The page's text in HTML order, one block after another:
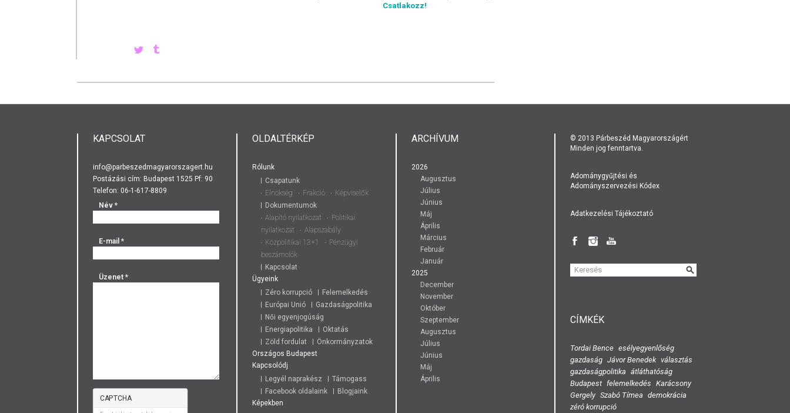
Csatlakozz!
KAPCSOLAT
info@parbeszedmagyarorszagert.hu
Postázási cím: Budapest 1525 Pf: 90
Telefon: 06-1-617-8809
Név *
E-mail *
Üzenet *
CAPTCHA
OLDALTÉRKÉP
Rólunk
Csapatunk
Elnökség
Frakció
Képviselők
Dokumentumok
Alapító nyilatkozat
Politikai
nyilatkozat
Alapszabály
Közpolitikai 13+1
Pénzügyi
beszámolók
Kapcsolat
Ügyeink
Zéro korrupció
Felemelkedés
Európai Unió
Gazdaságpolitika
Női egyenjogúság
Energiapolitika
Oktatás
Zöld fordulat
Önkormányzatok
Országos Budapest
Kapcsolódj
Legyél naprakész
Támogass
Facebook oldalaink
Blogjaink
Képekben
ARCHÍVUM
2026
Augusztus
Július
Június
Máj
Április
Március
Február
Január
2025
December
November
Október
Szeptember
Augusztus
Július
Június
Máj
Április
© 2013 Párbeszéd Magyarországért
Minden jog fenntartva.
Adománygyűjtési és
Adományszervezési Kódex
Adatkezelési Tájékoztató
KERESÉS
ŰRLAP
CÍMKÉK
Tordai Bence esélyegyenlőség
gazdaság Jávor Benedek választás
gazdaságpolitika átláthatóság
Budapest felemelkedés Karácsony
Gergely Szabó Tímea demokrácia
zéró korrupció